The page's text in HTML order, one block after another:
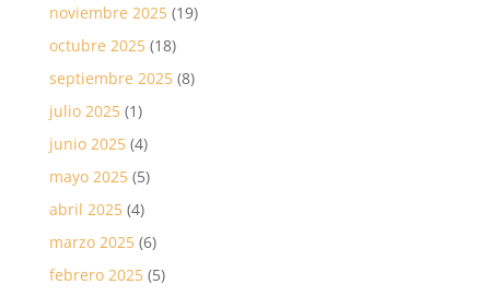
noviembre 2025(19)
octubre 2025(18)
septiembre 2025(8)
julio 2025(1)
junio 2025(4)
mayo 2025(5)
abril 2025(4)
marzo 2025(6)
febrero 2025(5)